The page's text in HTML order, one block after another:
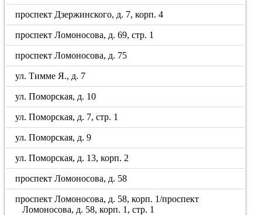
проспект Дзержинского, д. 7, корп. 4
проспект Ломоносова, д. 69, стр. 1
проспект Ломоносова, д. 75
ул. Тимме Я., д. 7
ул. Поморская, д. 10
ул. Поморская, д. 7, стр. 1
ул. Поморская, д. 9
ул. Поморская, д. 13, корп. 2
проспект Ломоносова, д. 58
проспект Ломоносова, д. 58, корп. 1/проспект
Ломоносова, д. 58, корп. 1, стр. 1